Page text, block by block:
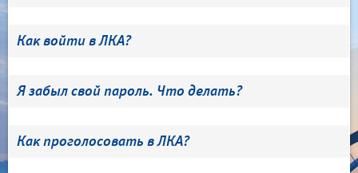
Как войти в ЛКА?
Я забыл свой пароль. Что делать?
Как проголосовать в ЛКА?